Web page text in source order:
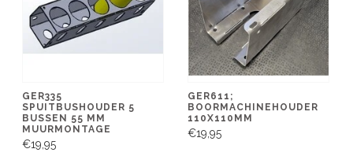
GER335
SPUITBUSHOUDER 5
BUSSEN 55 MM
MUURMONTAGE
€19,95
GER611;
BOORMACHINEHOUDER
110X110MM
€19,95